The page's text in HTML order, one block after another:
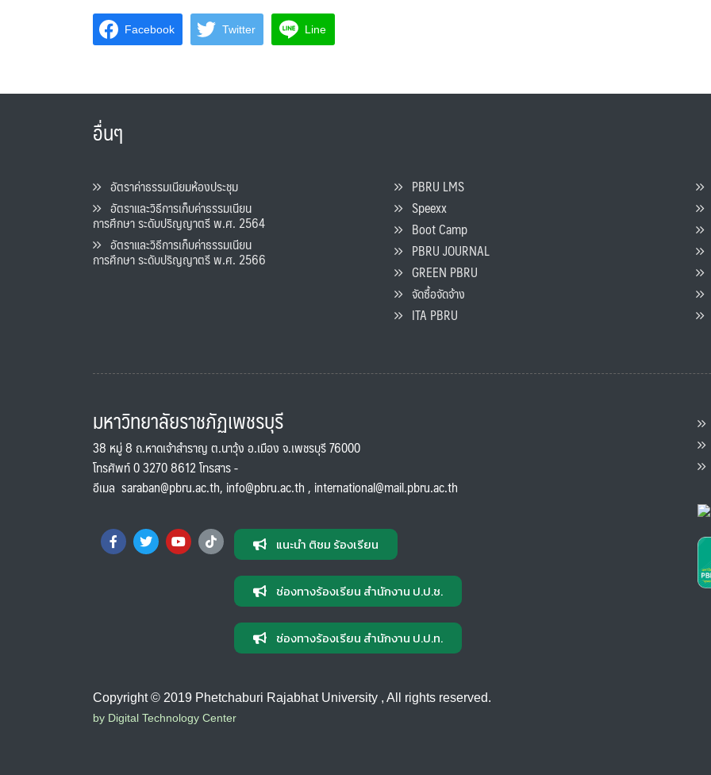
Facebook Twitter Line
อื่นๆ
อัตราค่าธรรมเนียมห้องประชุม
อัตราและวิธีการเก็บค่าธรรมเนียน
การศึกษา ระดับปริญญาตรี พ.ศ. 2564
อัตราและวิธีการเก็บค่าธรรมเนียน
การศึกษา ระดับปริญญาตรี พ.ศ. 2566
PBRU LMS
Speexx
Boot Camp
PBRU JOURNAL
GREEN PBRU
จัดซื้อจัดจ้าง
ITA PBRU
มหาวิทยาลัยราชภัฏเพชรบุรี
38 หมู่ 8 ถ.หาดเจ้าสำราญ ต.นาวุ้ง อ.เมือง จ.เพชรบุรี 76000
โทรศัพท์ 0 3270 8612 โทรสาร -
อีเมล saraban@pbru.ac.th, info@pbru.ac.th, international@mail.pbru.ac.th
แนะนำ ติชม ร้องเรียน
ช่องทางร้องเรียน สำนักงาน ป.ป.ช.
ช่องทางร้องเรียน สำนักงาน ป.ป.ท.
Copyright © 2019 Phetchaburi Rajabhat University , All rights reserved.
by Digital Technology Center